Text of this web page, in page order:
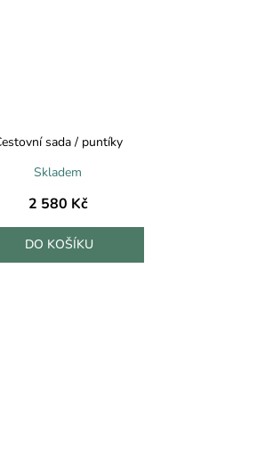
sada / puntíky
Skladem
2 580 Kč
DO KOŠÍKU